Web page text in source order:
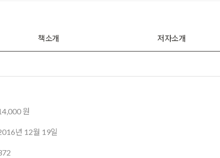
책소개 저자소개
원
년 12월 19일